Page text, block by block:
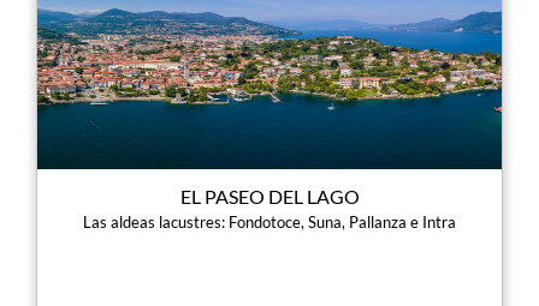
EL PASEO DEL LAGO
Las aldeas lacustres: Fondotoce, Suna, Pallanza e Intra